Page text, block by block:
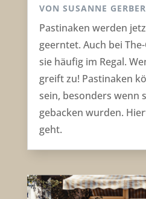
VON SUSANNE
Pastinaken werden
geerntet. Auch bei
sie häufig im Regal.
greift zu! Pastinaken
sein, besonders wenn
gebacken wurden.
geht.